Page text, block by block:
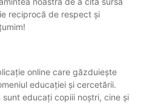
reciprocă de respect și
online care găzduiește
educației și cercetării.
educați copiii noștri, cine și